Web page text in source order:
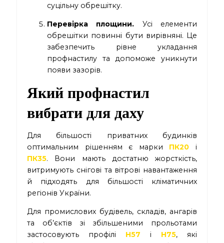
суцільну обрешітку.
Перевірка площини. Усі елементи
обрешітки повинні бути вирівняні. Це
забезпечить рівне укладання
профнастилу та допоможе уникнути
появи зазорів.
Який профнастил
вибрати для даху
Для більшості приватних будинків
оптимальним рішенням є марки ПК20 і
ПК35. Вони мають достатню жорсткість,
витримують снігові та вітрові навантаження
й підходять для більшості кліматичних
регіонів України.
Для промислових будівель, складів, ангарів
та об’єктів зі збільшеними прольотами
застосовують профілі Н57 і Н75, які